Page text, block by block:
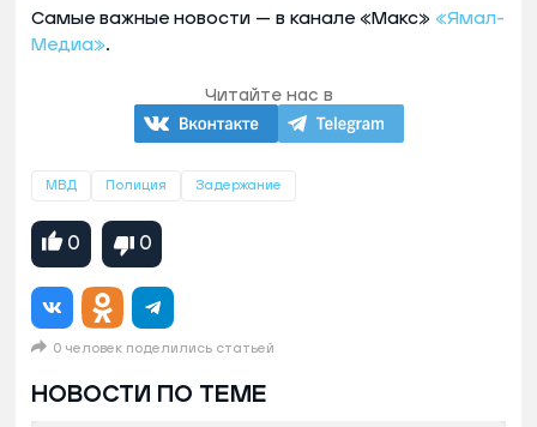
Самые важные новости — в канале «Макс» «Ямал-
Медиа».
Читайте нас в
МВД Полиция Задержание
0 0
0 человек поделились статьей
НОВОСТИ ПО ТЕМЕ